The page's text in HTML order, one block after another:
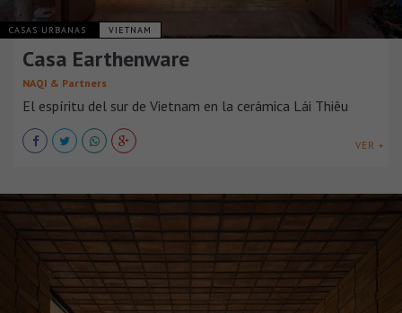
CASAS URBANAS VIETNAM
Casa Earthenware
NAQI & Partners
El espíritu del sur de Vietnam en la cerámica Lái Thiêu
VER +